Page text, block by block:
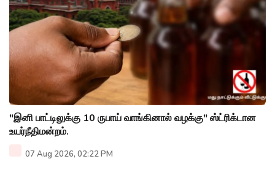
"இனி பாட்டிலுக்கு 10 ருபாய் வாங்கினால் வழக்கு" ஸ்ட்ரிக்டான
உயர்நீதிமன்றம்.
07 Aug 2026, 02:22 PM